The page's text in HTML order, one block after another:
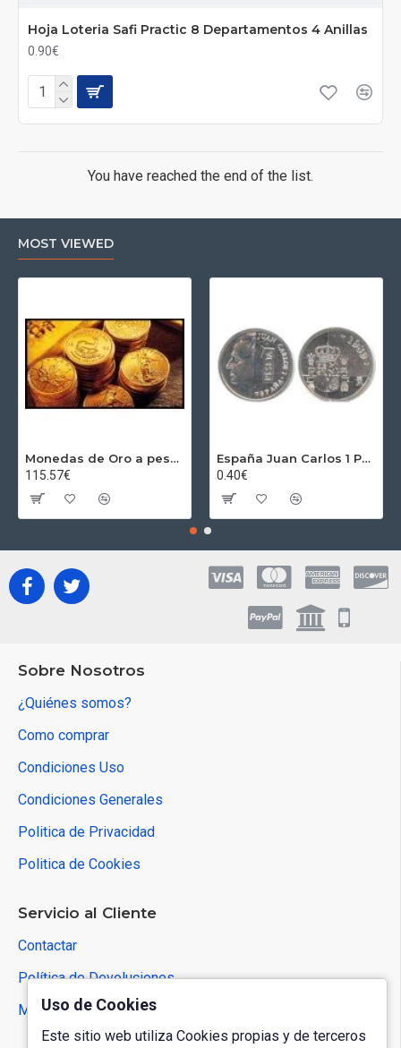
Hoja Loteria Safi Practic 8 Departamentos 4 Anillas
0.90€
You have reached the end of the list.
MOST VIEWED
Monedas de Oro a peso por gramos al precio del día + 2,5% Au
115.57€
España Juan Carlos 1 Peseta JC 1989 Madrid ND
0.40€
Sobre Nosotros
¿Quiénes somos?
Como comprar
Condiciones Uso
Condiciones Generales
Politica de Privacidad
Politica de Cookies
Servicio al Cliente
Contactar
Política de Devoluciones
Mapa del Sitio
Uso de Cookies
Este sitio web utiliza Cookies propias y de terceros